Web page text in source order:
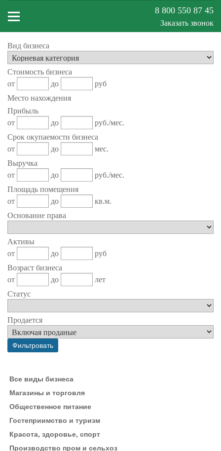
Меню
сайта
8 800 550 87 45
Заказать звонок
Вид бизнеса
Стоимость бизнеса
от
до
руб
Место нахождения
Прибыль
от
до
руб./мес.
Срок окупаемости бизнеса
от
до
мес.
Выручка
от
до
руб./мес.
Площадь помещения
от
до
кв.м.
Основание права
Активы
от
до
руб
Возраст бизнеса
от
до
лет
Статус
Продается
Все виды бизнеса
Магазины и торговля
Общественное питание
Гостеприимство и туризм
Красота, здоровье, спорт
Производство пром и сельхоз